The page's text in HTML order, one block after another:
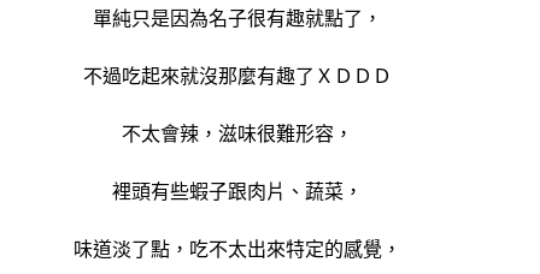
單純只是因為名子很有趣就點了，
不過吃起來就沒那麼有趣了ＸＤＤＤ
不太會辣，滋味很難形容，
裡頭有些蝦子跟肉片 、蔬菜，
味道淡了點，吃不太出來特定的感覺，